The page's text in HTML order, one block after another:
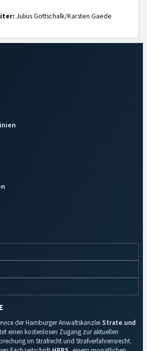
Julius Gottschalk/Karsten Gaede
der Hamburger Anwaltskanzlei Strate und
einen kostenlosen Zugang zur aktuellen
im Strafrecht und Strafverfahrensrecht.